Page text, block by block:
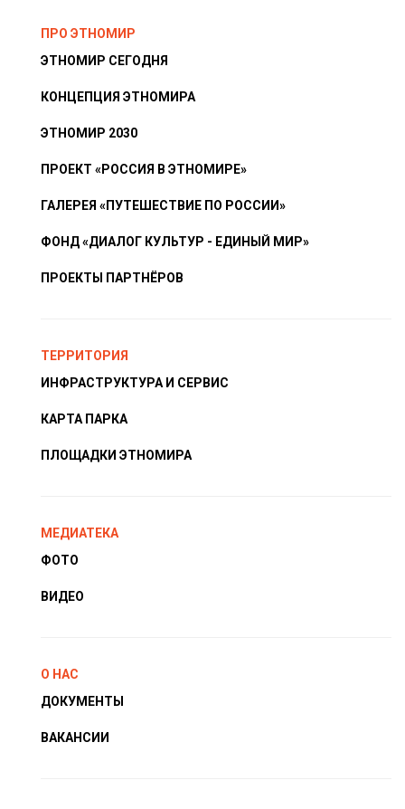
ПРО ЭТНОМИР
ЭТНОМИР СЕГОДНЯ
КОНЦЕПЦИЯ ЭТНОМИРА
ЭТНОМИР 2030
ПРОЕКТ «РОССИЯ В ЭТНОМИРЕ»
ГАЛЕРЕЯ «ПУТЕШЕСТВИЕ ПО РОССИИ»
ФОНД «ДИАЛОГ КУЛЬТУР - ЕДИНЫЙ МИР»
ПРОЕКТЫ ПАРТНЁРОВ
ТЕРРИТОРИЯ
ИНФРАСТРУКТУРА И СЕРВИС
КАРТА ПАРКА
ПЛОЩАДКИ ЭТНОМИРА
МЕДИАТЕКА
ФОТО
ВИДЕО
О НАС
ДОКУМЕНТЫ
ВАКАНСИИ